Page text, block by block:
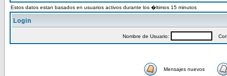
Estos datos estan basados en usuarios activos durante los �ltimos 15 minutos
Login
Nombre de Usuario:
Mensajes nuevos